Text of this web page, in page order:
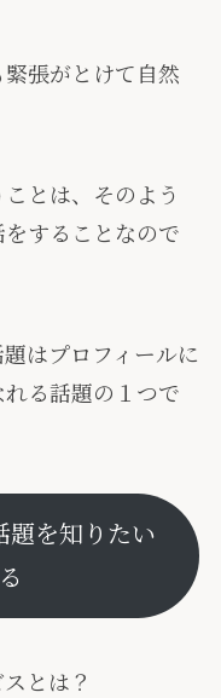
張がとけて自然
とは、そのよう
することなので
はプロフィールに
る話題の１つで
題を知りたい
とは？